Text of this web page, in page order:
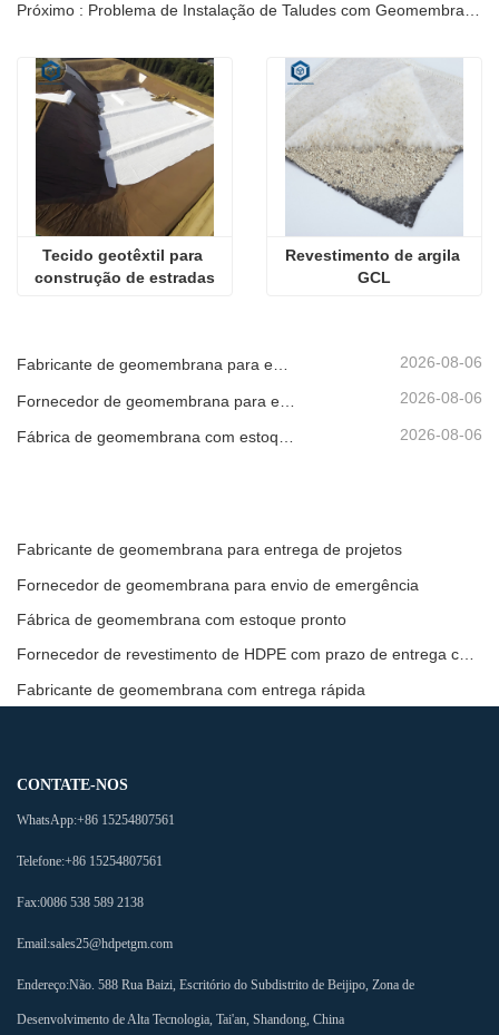
Tecido geotêxtil para
construção de estradas
Revestimento de argila
GCL
Fabricante de geomembrana para entrega de projetos 2026-08-06
2026-08-06
2026-08-06
Fabricante de geomembrana para entrega de projetos
Fornecedor de geomembrana para envio de emergência
Fábrica de geomembrana com estoque pronto
Fornecedor de revestimento de HDPE com prazo de entrega curto
Fabricante de geomembrana com entrega rápida
CONTATE-NOS
WhatsApp:+86 15254807561
Telefone:+86 15254807561
Fax:0086 538 589 2138
Email:sales25@hdpetgm.com
Endereço:Não. 588 Rua Baizi, Escritório do Subdistrito de Beijipo, Zona de
Desenvolvimento de Alta Tecnologia, Tai'an, Shandong, China